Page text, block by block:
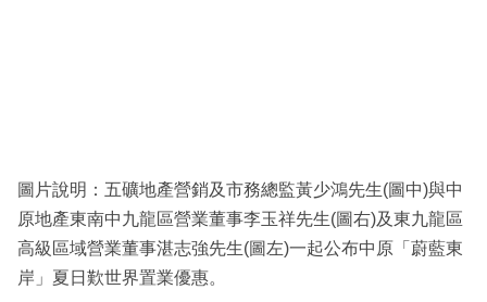
圖片說明：五礦地產營銷及市務總監黃少鴻先生(圖中)與中
原地產東南中九龍區營業董事李玉祥先生(圖右)及東九龍區
高級區域營業董事湛志強先生(圖左)一起公布中原「蔚藍東
岸」夏日歎世界置業優惠。